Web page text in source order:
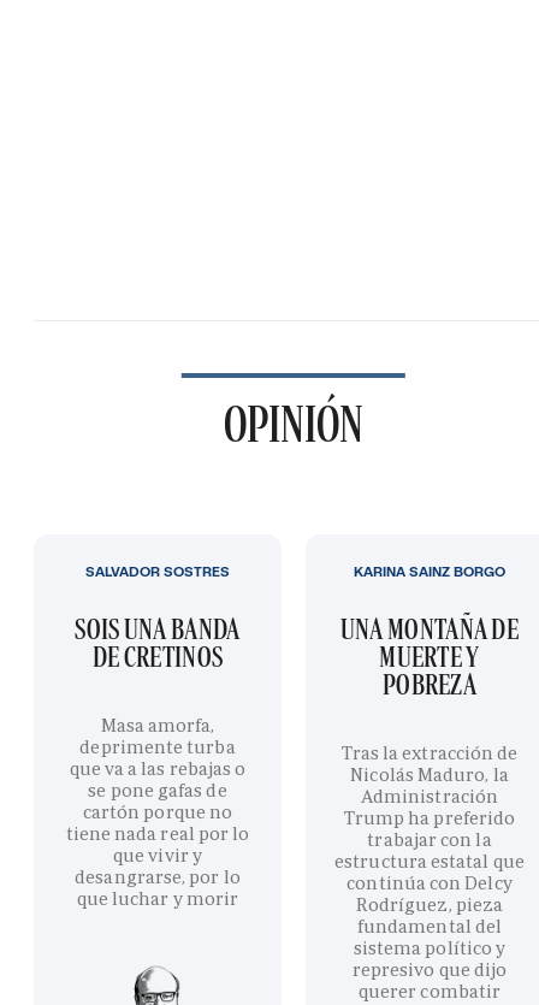
OPINIÓN
SOIS UNA BANDA
DE CRETINOS
Masa amorfa,
deprimente turba
que va a las rebajas o
se pone gafas de
cartón porque no
tiene nada real por lo
que vivir y
desangrarse, por lo
que luchar y morir
SALVADOR SOSTRES
UNA MONTAÑA DE
MUERTE Y
POBREZA
Tras la extracción de
Nicolás Maduro, la
Administración
Trump ha preferido
trabajar con la
estructura estatal que
continúa con Delcy
Rodríguez, pieza
fundamental del
sistema político y
represivo que dijo
querer combatir
KARINA SAINZ BORGO